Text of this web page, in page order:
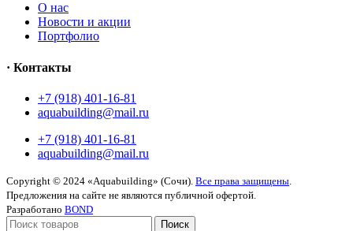
O нас
Новости и акции
Портфолио
· Контакты
+7 (918) 401-16-81
aquabuilding@mail.ru
+7 (918) 401-16-81
aquabuilding@mail.ru
Copyright © 2024 «Aquabuilding» (Сочи). Все права защищены
Предложения на сайте не являются публичной офертой.
Разработано BOND
Поиск